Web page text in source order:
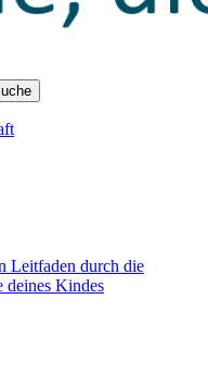
Leitfaden durch die
deines Kindes